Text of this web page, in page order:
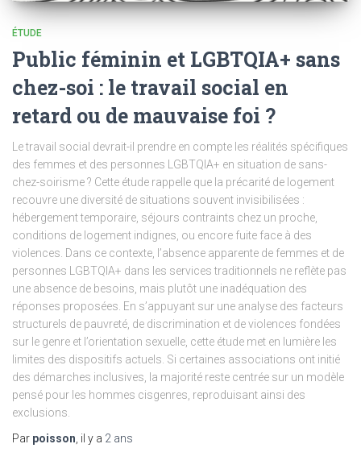
ÉTUDE
Public féminin et LGBTQIA+ sans
chez-soi : le travail social en
retard ou de mauvaise foi ?
Le travail social devrait-il prendre en compte les réalités spécifiques
des femmes et des personnes LGBTQIA+ en situation de sans-
chez-soirisme ? Cette étude rappelle que la précarité de logement
recouvre une diversité de situations souvent invisibilisées :
hébergement temporaire, séjours contraints chez un proche,
conditions de logement indignes, ou encore fuite face à des
violences. Dans ce contexte, l’absence apparente de femmes et de
personnes LGBTQIA+ dans les services traditionnels ne reflète pas
une absence de besoins, mais plutôt une inadéquation des
réponses proposées. En s’appuyant sur une analyse des facteurs
structurels de pauvreté, de discrimination et de violences fondées
sur le genre et l’orientation sexuelle, cette étude met en lumière les
limites des dispositifs actuels. Si certaines associations ont initié
des démarches inclusives, la majorité reste centrée sur un modèle
pensé pour les hommes cisgenres, reproduisant ainsi des
exclusions.
Par poisson , il y a 2 ans